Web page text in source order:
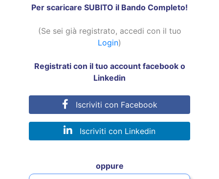
Per scaricare SUBITO il Bando Completo!
(Se sei già registrato, accedi con il tuo
Login)
Registrati con il tuo account facebook o
Linkedin
Iscriviti con Facebook
Iscriviti con Linkedin
oppure